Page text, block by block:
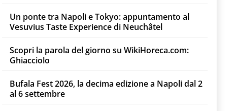
Un ponte tra Napoli e Tokyo: appuntamento al
Vesuvius Taste Experience di Neuchâtel
Scopri la parola del giorno su WikiHoreca.com:
Ghiacciolo
Bufala Fest 2026, la decima edizione a Napoli dal 2
al 6 settembre